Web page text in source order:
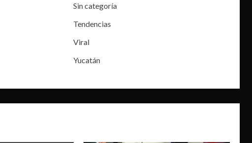
Sin categoría
Tendencias
Viral
Yucatán